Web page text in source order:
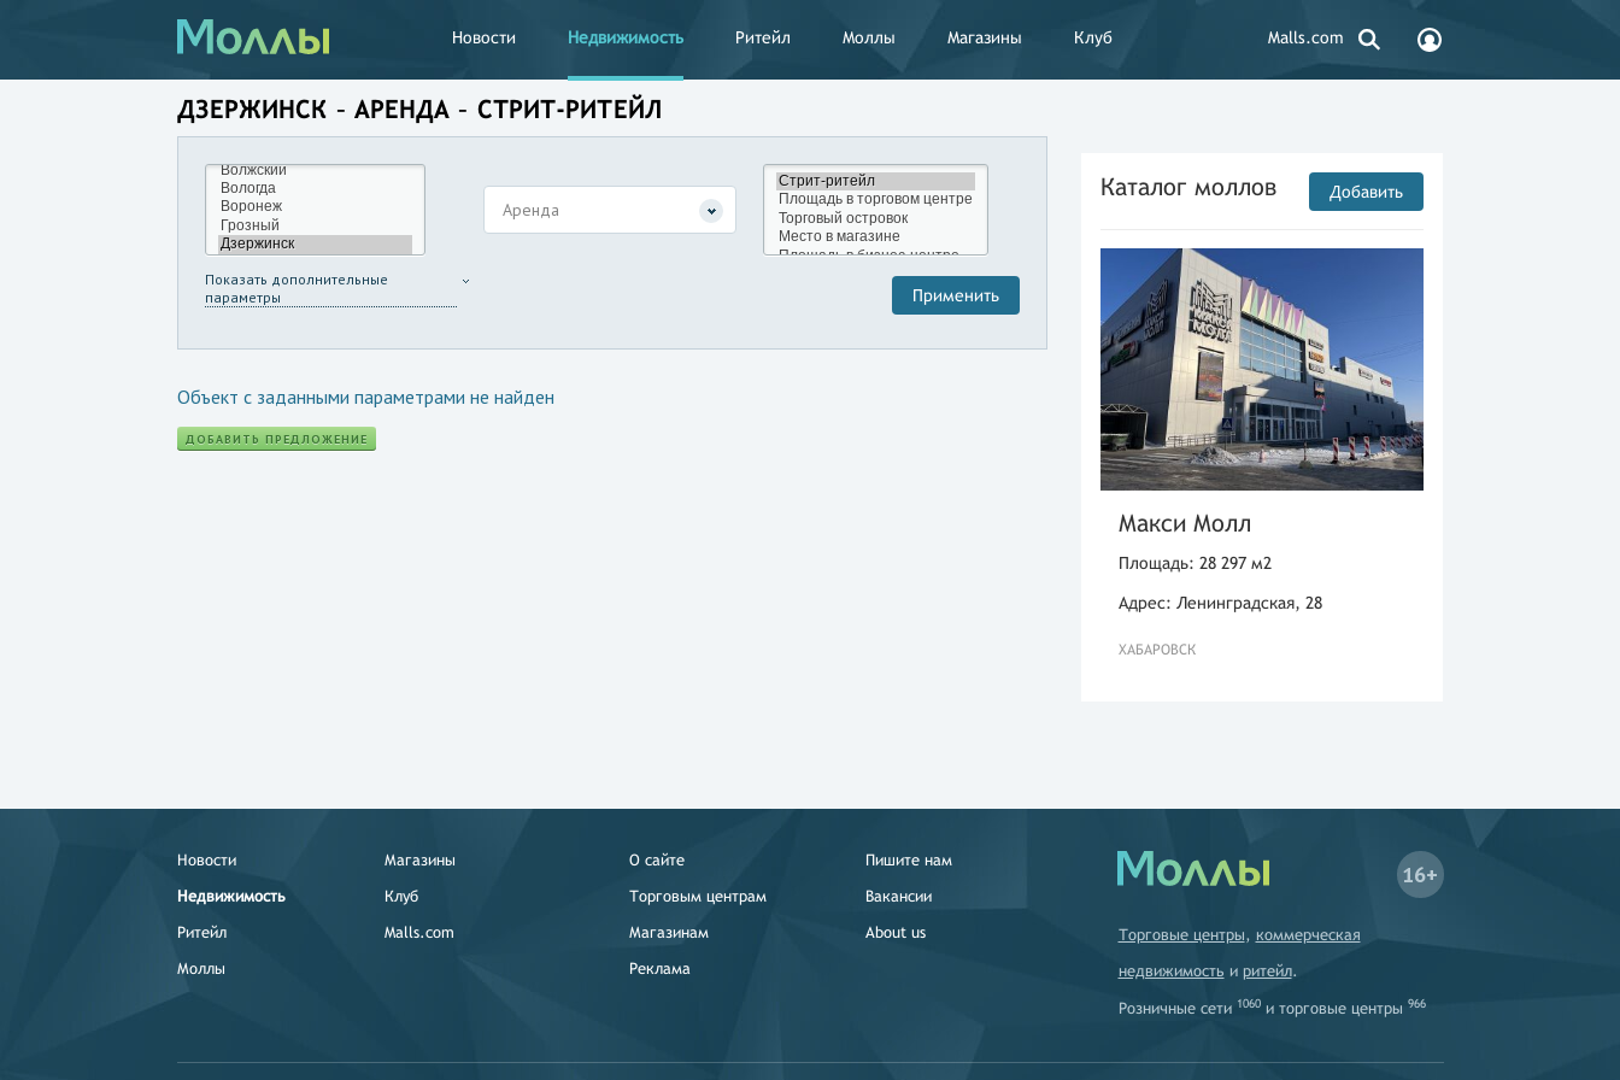
Новости Недвижимость Ритейл Моллы Магазины Клуб Malls.com
ДЗЕРЖИНСК – АРЕНДА – СТРИТ-РИТЕЙЛ
Аренда
Показать дополнительные
параметры
Объект с заданными параметрами не найден
ДОБАВИТЬ ПРЕДЛОЖЕНИЕ
Каталог моллов Добавить
Макси Молл
Площадь: 28 297 м2
Адрес: Ленинградская, 28
ХАБАРОВСК
Новости
Недвижимость
Ритейл
Моллы
Магазины
Клуб
Malls.com
О сайте
Торговым центрам
Магазинам
Реклама
Пишите нам
Вакансии
About us
16+
Торговые центры, коммерческая
недвижимость и ритейл.
Розничные сети 1060и торговые центры 966